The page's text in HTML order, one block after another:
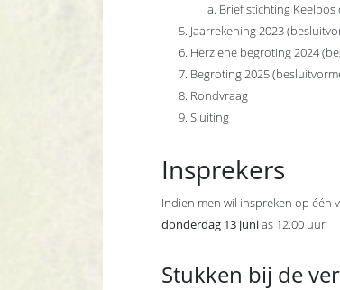
Brief stichting Keelbos
Jaarrekening 2023
Herziene begroting 2024
Begroting 2025
Rondvraag
Sluiting
Insprekers
Indien men wil inspreken op één
donderdag 13 junias 12.00 uur
Stukken bij de